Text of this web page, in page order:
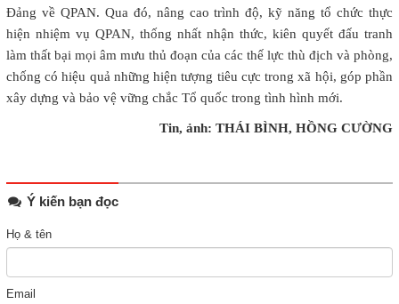
Đảng về QPAN. Qua đó, nâng cao trình độ, kỹ năng tổ chức thực
hiện nhiệm vụ QPAN, thống nhất nhận thức, kiên quyết đấu tranh
làm thất bại mọi âm mưu thủ đoạn của các thế lực thù địch và phòng,
chống có hiệu quả những hiện tượng tiêu cực trong xã hội, góp phần
xây dựng và bảo vệ vững chắc Tổ quốc trong tình hình mới.
Tin, ảnh: THÁI BÌNH, HỒNG CƯỜNG
Ý kiến bạn đọc
Họ & tên
Email